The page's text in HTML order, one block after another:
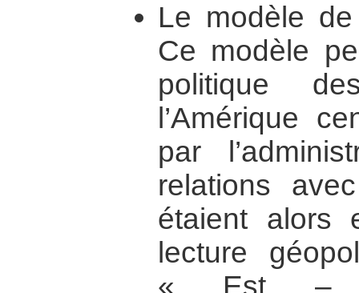
Le modèle
Ce modèle
politique
l’Amérique
par
relations
étaient alors
lecture
« Est –